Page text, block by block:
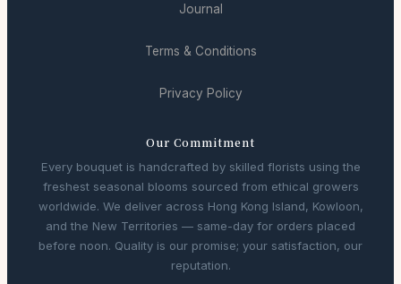
Journal
Terms & Conditions
Privacy Policy
Our Commitment
Every bouquet is handcrafted by skilled florists using the
freshest seasonal blooms sourced from ethical growers
worldwide. We deliver across Hong Kong Island, Kowloon,
and the New Territories — same-day for orders placed
before noon. Quality is our promise; your satisfaction, our
reputation.